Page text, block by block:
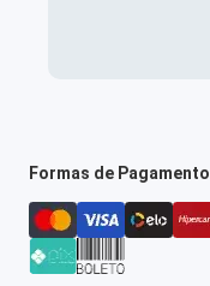
Formas de Pagamento